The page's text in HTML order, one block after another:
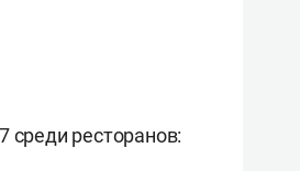
среди ресторанов: